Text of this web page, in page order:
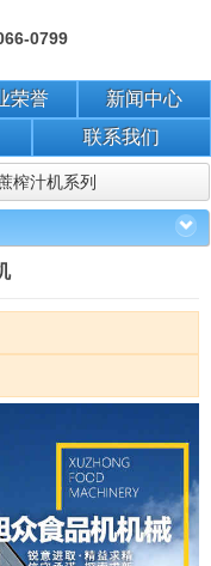
0799
荣誉
新闻中心
联系我们
榨汁机系列